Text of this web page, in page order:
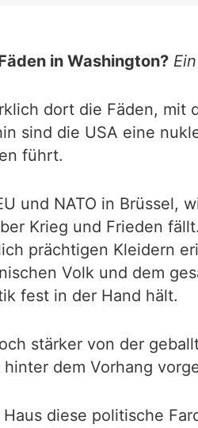
in Washington?
dort die Fäden, mit
sind die USA eine
führt.
und NATO in Brüssel,
Krieg und Frieden
prächtigen Kleidern
Volk und dem
fest in der Hand hält.
stärker von der
dem Vorhang
diese politische